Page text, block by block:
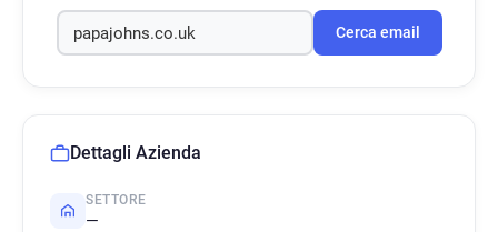
Cerca email
Dettagli Azienda
SETTORE
—